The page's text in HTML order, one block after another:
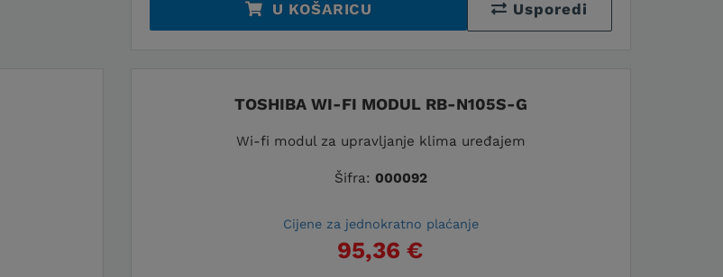
U KOŠARICU Usporedi
TOSHIBA WI-FI MODUL RB-N105S-G
Wi-fi modul za upravljanje klima uređajem
Šifra: 000092
Cijene za jednokratno plaćanje
95,36 €